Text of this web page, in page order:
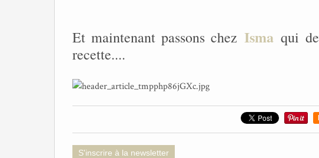
Et maintenant passons chezIsma qui
recette....
S'inscrire à la newsletter